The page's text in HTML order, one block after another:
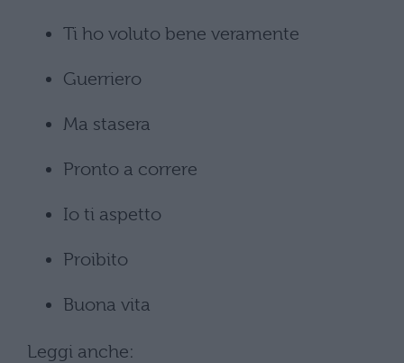
Ti ho voluto bene veramente
Guerriero
Ma stasera
Pronto a correre
Io ti aspetto
Proibito
Buona vita
Leggi anche: